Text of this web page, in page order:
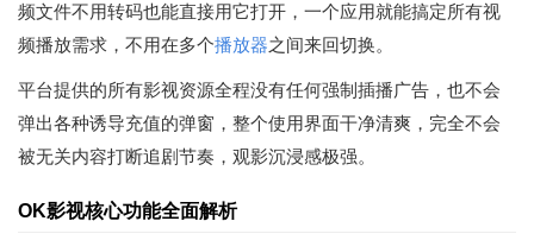
频文件不用转码也能直接用它打开，一个应用就能搞定所有视
频播放需求，不用在多个播放器之间来回切换。
平台提供的所有影视资源全程没有任何强制插播广告，也不会
弹出各种诱导充值的弹窗，整个使用界面干净清爽，完全不会
被无关内容打断追剧节奏，观影沉浸感极强。
OK影视核心功能全面解析